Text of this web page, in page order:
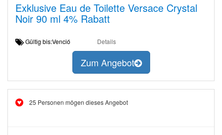
Exklusive Eau de Toilette Versace Crystal
Noir 90 ml 4% Rabatt
Gültig bis:Venció Details
Zum Angebot
25 Personen mögen dieses Angebot